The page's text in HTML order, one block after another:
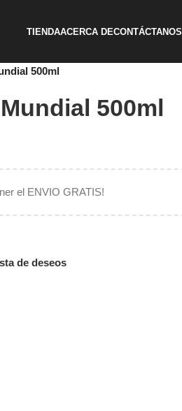
TIENDAACERCA DECONTÁCTANOS
500ml
500ml
el ENVIO GRATIS!
de deseos